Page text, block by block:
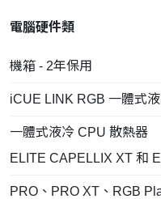
電腦硬件類
機箱 - 2年保用
iCUE LINK RGB 一體式
一體式液冷 CPU 散熱器
ELITE CAPELLIX XT 和
PRO、PRO XT、RGB